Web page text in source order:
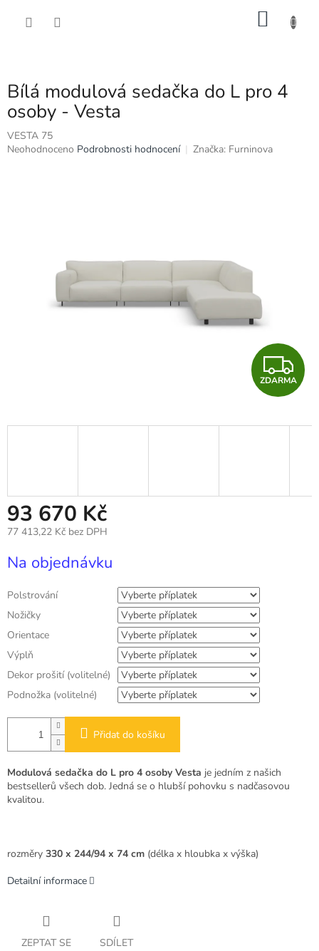
Bílá modulová sedačka do L pro 4
osoby - Vesta
VESTA 75
Průměrné
Neohodnoceno Podrobnosti hodnocení Značka: Furninova
Z
D
A
ZDARMA
93 670 Kč
77 413,22 Kč bez DPH
cena:
Na objednávku
Polstrování
Nožičky
Orientace
Výplň
Dekor prošití (volitelné)
Podnožka (volitelné)
Přidat do košíku
Modulová sedačka do L pro 4 osoby Vesta je jedním z našich
bestsellerů všech dob. Jedná se o hlubší pohovku s nadčasovou
kvalitou.
rozměry 330 x 244/94 x 74 cm (délka x hloubka x výška)
Detailní informace
ZEPTAT SE SDÍLET